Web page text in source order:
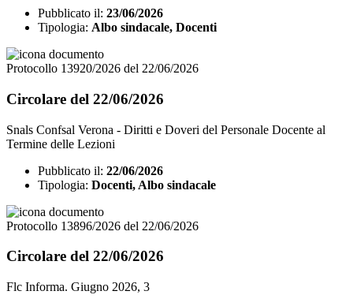
Pubblicato il: 23/06/2026
Tipologia: Albo sindacale, Docenti
Protocollo 13920/2026 del 22/06/2026
Circolare del 22/06/2026
Snals Confsal Verona - Diritti e Doveri del Personale Docente al
Termine delle Lezioni
Pubblicato il: 22/06/2026
Tipologia: Docenti, Albo sindacale
Protocollo 13896/2026 del 22/06/2026
Circolare del 22/06/2026
Flc Informa. Giugno 2026, 3